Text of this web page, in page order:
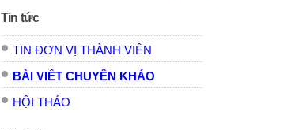
Tin tức
TIN ĐƠN VỊ THÀNH VIÊN
BÀI VIẾT CHUYÊN KHẢO
HỘI THẢO